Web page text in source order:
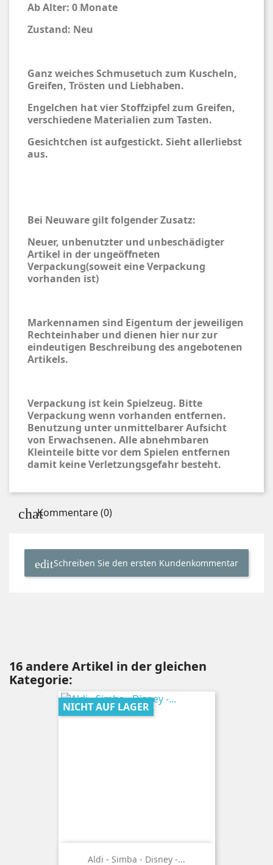
Ab Alter: 0 Monate
Zustand: Neu
Ganz weiches Schmusetuch zum Kuscheln,
Greifen, Trösten und Liebhaben.
Engelchen hat vier Stoffzipfel zum Greifen,
verschiedene Materialien zum Tasten.
Gesichtchen ist aufgestickt. Sieht allerliebst
aus.
Bei Neuware gilt folgender Zusatz:
Neuer, unbenutzter und unbeschädigter
Artikel in der ungeöffneten
Verpackung(soweit eine Verpackung
vorhanden ist)
Markennamen sind Eigentum der jeweiligen
Rechteinhaber und dienen hier nur zur
eindeutigen Beschreibung des angebotenen
Artikels.
Verpackung ist kein Spielzeug. Bitte
Verpackung wenn vorhanden entfernen.
Benutzung unter unmittelbarer Aufsicht
von Erwachsenen. Alle abnehmbaren
Kleinteile bitte vor dem Spielen entfernen
damit keine Verletzungsgefahr besteht.
Kommentare (0)
Schreiben Sie den ersten Kundenkommentar
16 andere Artikel in der gleichen
Kategorie:
Aldi - Simba - Disney -...
NICHT AUF LAGER